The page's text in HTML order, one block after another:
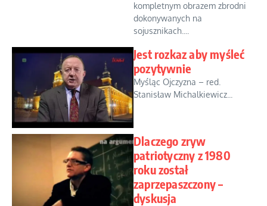
kompletnym obrazem zbrodni
dokonywanych na
sojusznikach....
Jest rozkaz aby myśleć
pozytywnie
Myśląc Ojczyzna – red.
Stanisław Michalkiewicz...
Dlaczego zryw
patriotyczny z 1980
roku został
zaprzepaszczony –
dyskusja